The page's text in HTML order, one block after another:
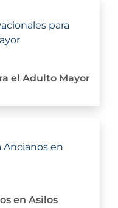
el Adulto Mayor
en Asilos